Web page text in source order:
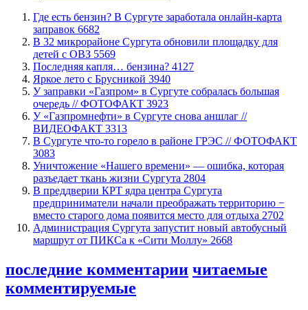
​Где есть бензин? В Сургуте заработала онлайн-карта
заправок 6682
В 32 микрорайоне Сургута обновили площадку для
детей с ОВЗ 5569
​Последняя капля… бензина? 4127
Яркое лето с Брусникой 3940
​У заправки «Газпром» в Сургуте собралась большая
очередь // ФОТОФАКТ 3923
У «Газпромнефти» в Сургуте снова аншлаг //
ВИДЕОФАКТ 3313
​В Сургуте что-то горело в районе ГРЭС // ФОТОФАКТ
3083
​Уничтожение «Нашего времени» — ошибка, которая
разъедает ткань жизни Сургута 2804
​В преддверии КРТ ядра центра Сургута
предприниматели начали преображать территорию −
вместо старого дома появится место для отдыха 2702
​Администрация Сургута запустит новый автобусный
маршрут от ПИКСа к «Сити Моллу» 2668
последние комментарии читаемые
комментируемые